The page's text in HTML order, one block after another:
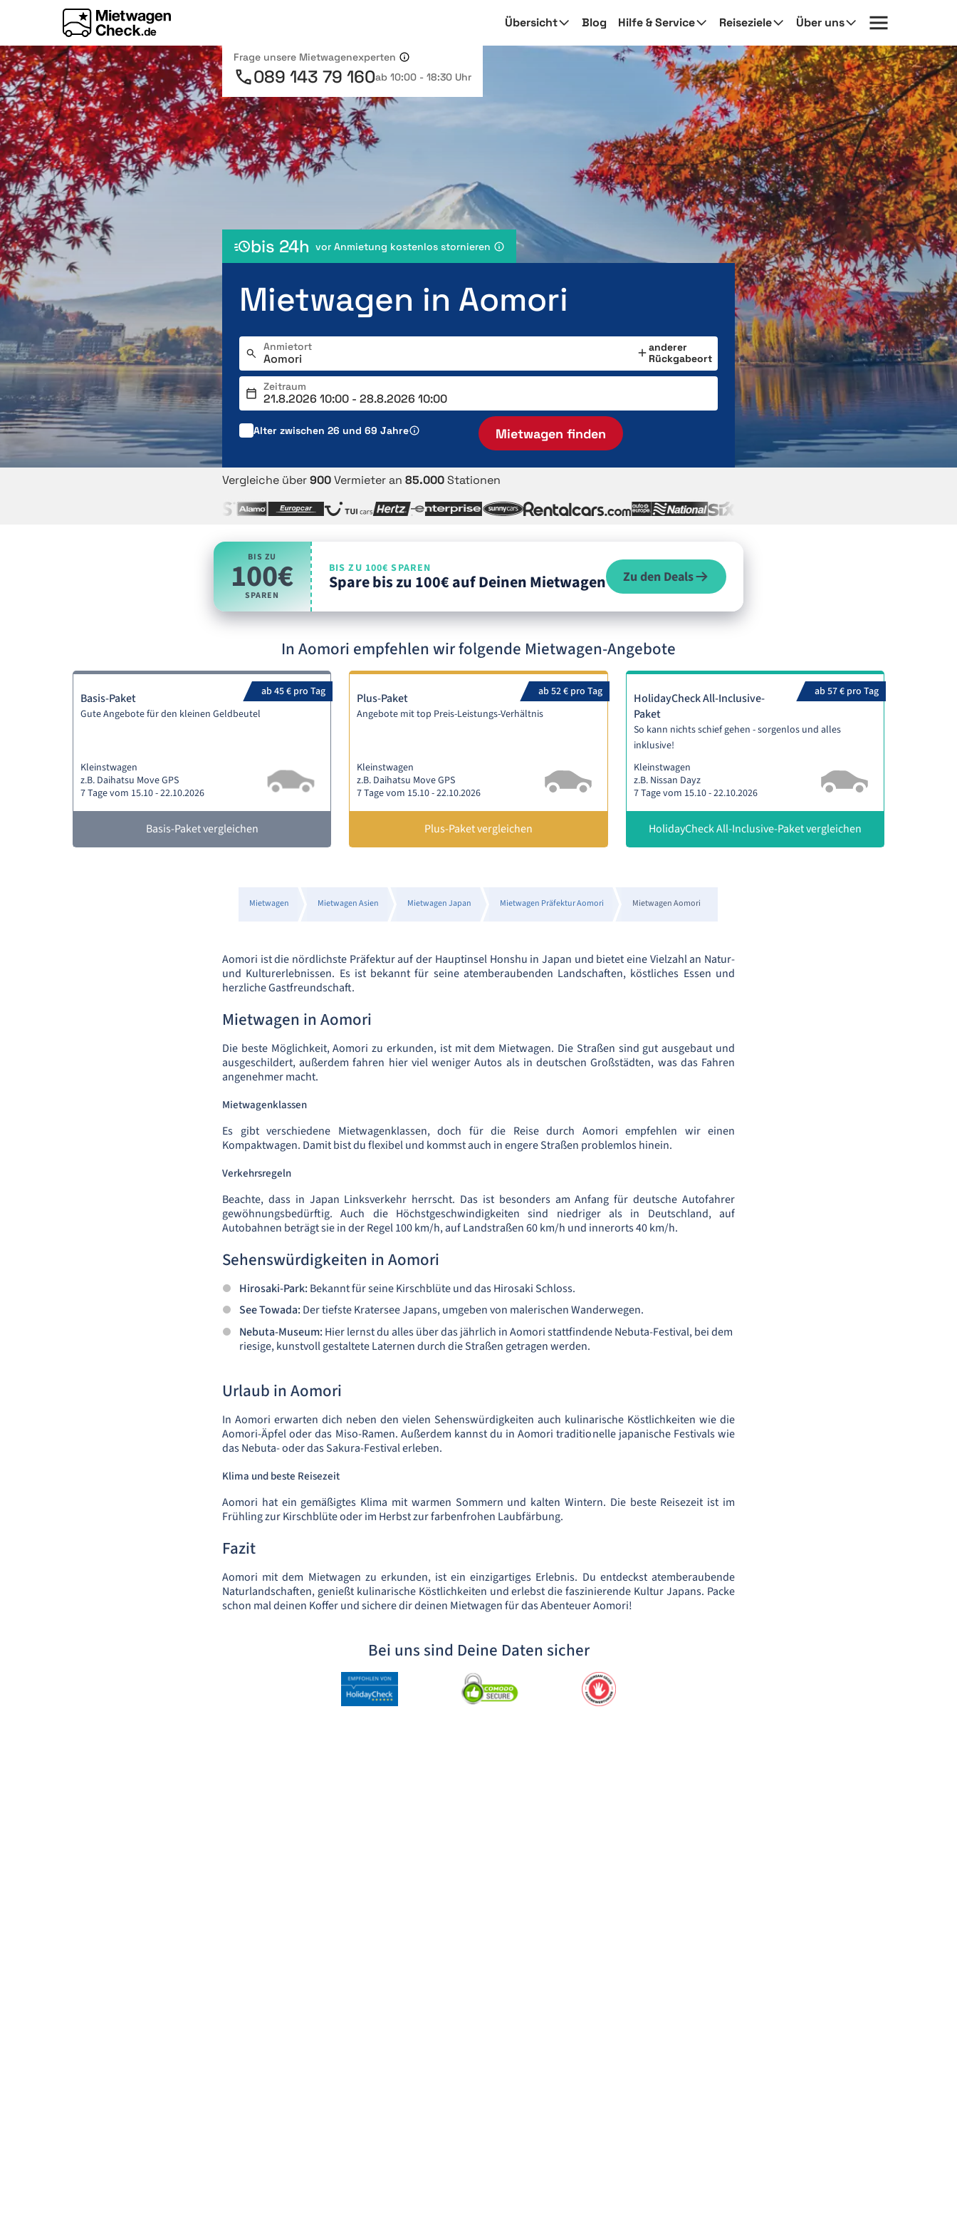
Übersicht Blog Hilfe & Service Reiseziele Über uns
Frage unsere Mietwagenexperten
089 143 79 160ab 10:00 - 18:30 Uhr
bis 24h vor Anmietung kostenlos stornieren
Mietwagen in Aomori
Anmietort
anderer
Rückgabeort
Zeitraum
Alter zwischen 26 und 69 Jahre Mietwagen finden
Vergleiche über900Vermieter an 85.000Stationen
BIS ZU
100€
SPAREN
BIS ZU 100€ SPAREN
Spare bis zu 100€ auf Deinen Mietwagen Zu den Deals
In Aomori empfehlen wir folgende Mietwagen-Angebote
ab 45 € pro Tag
Basis-Paket
Gute Angebote für den kleinen Geldbeutel
Kleinstwagen
z.B. Daihatsu Move GPS
7 Tage vom 15.10 - 22.10.2026
Basis-Paket vergleichen
ab 52 € pro Tag
Plus-Paket
Angebote mit top Preis-Leistungs-Verhältnis
Kleinstwagen
z.B. Daihatsu Move GPS
7 Tage vom 15.10 - 22.10.2026
Plus-Paket vergleichen
ab 57 € pro Tag
HolidayCheck All-Inclusive-
Paket
So kann nichts schief gehen - sorgenlos und alles
inklusive!
Kleinstwagen
z.B. Nissan Dayz
7 Tage vom 15.10 - 22.10.2026
HolidayCheck All-Inclusive-Paket vergleichen
Mietwagen Mietwagen Asien Mietwagen Japan Mietwagen Präfektur Aomori Mietwagen Aomori
Aomori ist die nördlichste Präfektur auf der Hauptinsel Honshu in Japan und bietet eine Vielzahl an Natur-
und Kulturerlebnissen. Es ist bekannt für seine atemberaubenden Landschaften, köstliches Essen und
herzliche Gastfreundschaft.
Mietwagen in Aomori
Die beste Möglichkeit, Aomori zu erkunden, ist mit dem Mietwagen. Die Straßen sind gut ausgebaut und
ausgeschildert, außerdem fahren hier viel weniger Autos als in deutschen Großstädten, was das Fahren
angenehmer macht.
Mietwagenklassen
Es gibt verschiedene Mietwagenklassen, doch für die Reise durch Aomori empfehlen wir einen
Kompaktwagen. Damit bist du flexibel und kommst auch in engere Straßen problemlos hinein.
Verkehrsregeln
Beachte, dass in Japan Linksverkehr herrscht. Das ist besonders am Anfang für deutsche Autofahrer
gewöhnungsbedürftig. Auch die Höchstgeschwindigkeiten sind niedriger als in Deutschland, auf
Autobahnen beträgt sie in der Regel 100 km/h, auf Landstraßen 60 km/h und innerorts 40 km/h.
Sehenswürdigkeiten in Aomori
Hirosaki-Park: Bekannt für seine Kirschblüte und das Hirosaki Schloss.
See Towada: Der tiefste Kratersee Japans, umgeben von malerischen Wanderwegen.
Nebuta-Museum: Hier lernst du alles über das jährlich in Aomori stattfindende Nebuta-Festival, bei dem
riesige, kunstvoll gestaltete Laternen durch die Straßen getragen werden.
Urlaub in Aomori
In Aomori erwarten dich neben den vielen Sehenswürdigkeiten auch kulinarische Köstlichkeiten wie die
Aomori-Äpfel oder das Miso-Ramen. Außerdem kannst du in Aomori traditionelle japanische Festivals wie
das Nebuta- oder das Sakura-Festival erleben.
Klima und beste Reisezeit
Aomori hat ein gemäßigtes Klima mit warmen Sommern und kalten Wintern. Die beste Reisezeit ist im
Frühling zur Kirschblüte oder im Herbst zur farbenfrohen Laubfärbung.
Fazit
Aomori mit dem Mietwagen zu erkunden, ist ein einzigartiges Erlebnis. Du entdeckst atemberaubende
Naturlandschaften, genießt kulinarische Köstlichkeiten und erlebst die faszinierende Kultur Japans. Packe
schon mal deinen Koffer und sichere dir deinen Mietwagen für das Abenteuer Aomori!
Bei uns sind Deine Daten sicher